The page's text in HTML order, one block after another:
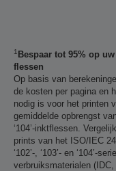
1 Bespaar tot 95% op
flessen
Op basis van
de kosten per pagina en
nodig is voor het printen
gemiddelde opbrengst van
‘104’-inktflessen.
prints van het ISO/IEC
‘102’-, ‘103’- en ‘104’-
verbruiksmaterialen